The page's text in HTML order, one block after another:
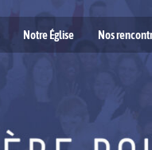
Notre Église Nos